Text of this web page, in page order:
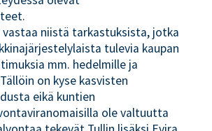
vastaa niistä tarkastuksista, jotka
tulevia kaupan
mm. hedelmille ja
on kyse kasvisten
eikä kuntien
ole valtuutta